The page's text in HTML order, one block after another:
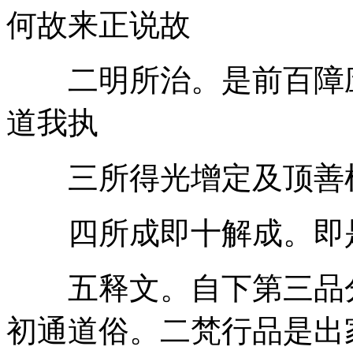
何故来正说故
二明所治。是前百障
道我执
三所得光增定及顶善
四所成即十解成。即
五释文。自下第三品
初通道俗。二梵行品是